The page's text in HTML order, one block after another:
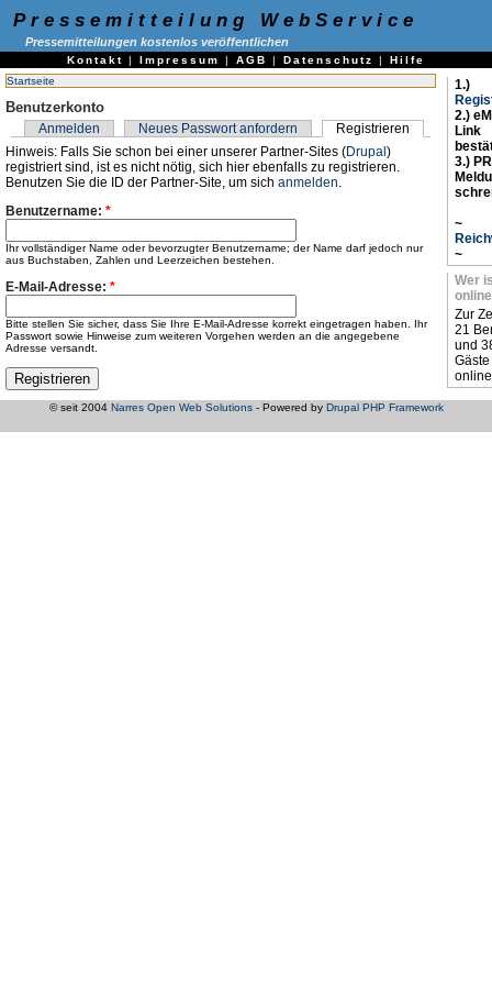
Pressemitteilung WebService
Pressemitteilungen kostenlos veröffentlichen
Kontakt | Impressum | AGB | Datenschutz | Hilfe
Startseite
Benutzerkonto
Anmelden Neues Passwort anfordern
Registrieren
Hinweis: Falls Sie schon bei einer unserer Partner-Sites (Drupal)
registriert sind, ist es nicht nötig, sich hier ebenfalls zu registrieren.
Benutzen Sie die ID der Partner-Site, um sich anmelden
Benutzername: *
Ihr vollständiger Name oder bevorzugter Benutzername; der Name darf jedoch nur
aus Buchstaben, Zahlen und Leerzeichen bestehen.
E-Mail-Adresse: *
Bitte stellen Sie sicher, dass Sie Ihre E-Mail-Adresse korrekt eingetragen haben. Ihr
Passwort sowie Hinweise zum weiteren Vorgehen werden an die angegebene
Adresse versandt.
1.)
2.)
Link
3.)
~
~
Wer
online
Zur
21
und
Gäste
© seit 2004 Narres Open Web Solutions- Powered by Drupal PHP Framework